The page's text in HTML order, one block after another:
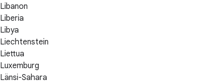
Libanon
Liberia
Libya
Liechtenstein
Liettua
Luxemburg
Länsi-Sahara